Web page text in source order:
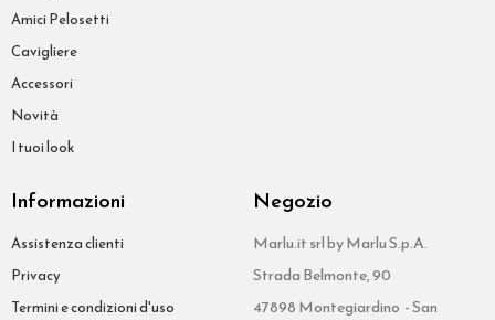
Amici Pelosetti
Cavigliere
Accessori
Novità
I tuoi look
Informazioni
Assistenza clienti
Privacy
Termini e condizioni d'uso
Negozio
Marlu.it srl by Marlu S.p.A.
Strada Belmonte, 90
47898 Montegiardino - San